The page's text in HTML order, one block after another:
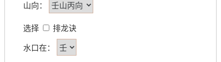
山向：
选择 排龙诀
水口在：